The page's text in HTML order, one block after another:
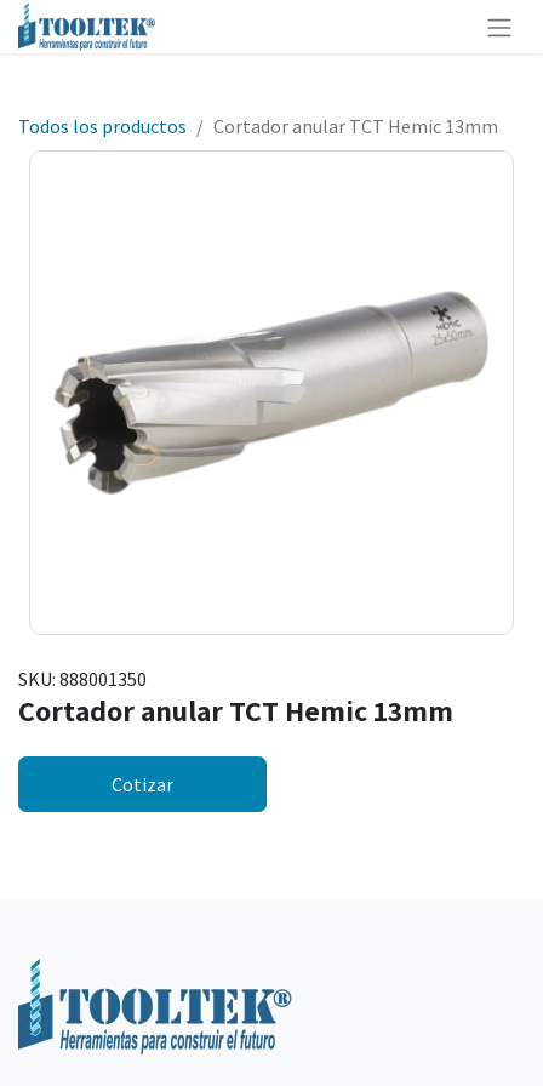
Todos los productos Cortador anular TCT Hemic 13mm
SKU: 888001350
Cortador anular TCT Hemic 13mm
Cotizar